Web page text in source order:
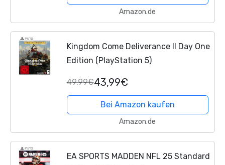
Amazon.de
Kingdom Come Deliverance II Day One
Edition (PlayStation 5)
49,99€43,99€
Bei Amazon kaufen
Amazon.de
EA SPORTS MADDEN NFL 25 Standard